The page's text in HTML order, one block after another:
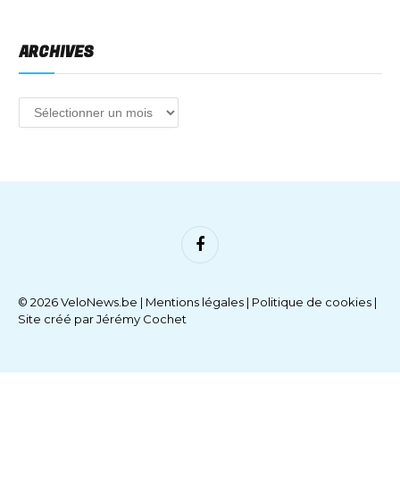
ARCHIVES
Facebook
© 2026 VeloNews.be | Mentions légales | Politique de cookies |
Site créé parJérémy Cochet